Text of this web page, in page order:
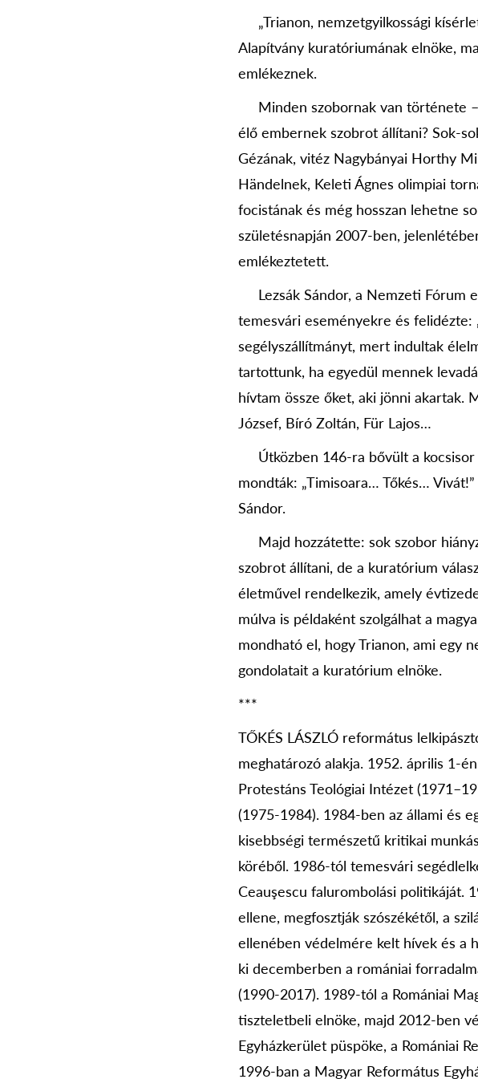
„Trianon, nemzetgyilkossági
Alapítvány kuratóriumának elnöke,
emlékeznek.
Minden szobornak van története –
élő embernek szobrot állítani? Sok-
Gézának, vitéz Nagybányai Horthy
Händelnek, Keleti Ágnes olimpiai
focistának és még hosszan lehetne
születésnapján 2007-ben,
emlékeztetett.
Lezsák Sándor, a Nemzeti Fórum
temesvári eseményekre és felidézte:
segélyszállítmányt, mert indultak
tartottunk, ha egyedül mennek
hívtam össze őket, aki jönni akartak.
József, Bíró Zoltán, Für Lajos…
Útközben 146-ra bővült a kocsisor
mondták: „Timisoara… Tőkés…
Sándor.
Majd hozzátette: sok szobor
szobrot állítani, de a kuratórium
életművel rendelkezik, amely
múlva is példaként szolgálhat a
mondható el, hogy Trianon, ami egy
gondolatait a kuratórium elnöke.
***
TŐKÉS LÁSZLÓ református
meghatározó alakja. 1952. április 1-
Protestáns Teológiai Intézet
(1975-1984). 1984-ben az állami és
kisebbségi természetű kritikai
köréből. 1986-tól temesvári
Ceauşescu falurombolási politikáját.
ellene, megfosztják szószékétől, a
ellenében védelmére kelt hívek és a
ki decemberben a romániai
(1990-2017). 1989-tól a Romániai
tiszteletbeli elnöke, majd 2012-ben
Egyházkerület püspöke, a Romániai
1996-ban a Magyar Református